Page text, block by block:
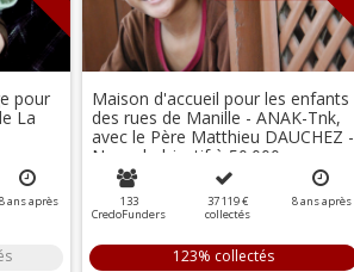
pour
La
8ansaprès
Maison d'accueil pour les enfants
des rues de Manille - ANAK-Tnk,
avec le Père Matthieu DAUCHEZ -
Nouvel objectif à 50.000 euros
133
CredoFunders
37 119 €
collectés
8ansaprès
123% collectés